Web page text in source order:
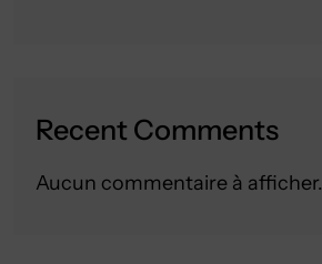
Recent Comments
Aucun commentaire à afficher.